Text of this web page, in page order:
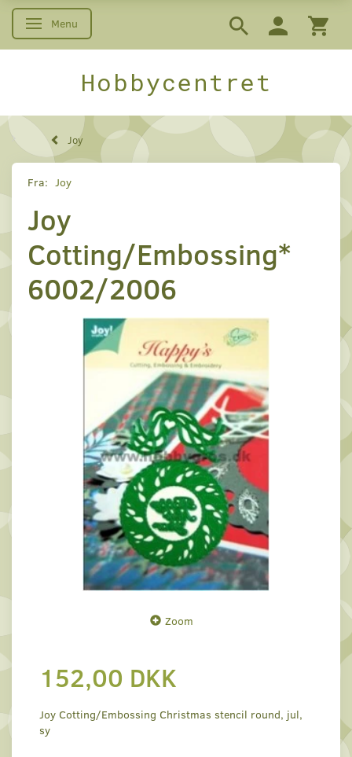
Skifte navigation
Menu
Hobbycentret
Joy
Fra: Joy
Joy
Cotting/Embossing*
6002/2006
Zoom
152,00 DKK
Joy Cotting/Embossing Christmas stencil round, jul,
sy